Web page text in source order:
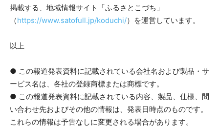
掲載する、地域情報サイト「ふるさとこづち」
（https://www.satofull.jp/koduchi/）を運営しています。
以上
● この報道発表資料に記載されている会社名および製品・サ
ービス名は、各社の登録商標または商標です。
● この報道発表資料に記載されている内容、製品、仕様、問
い合わせ先およびその他の情報は、発表日時点のものです。
これらの情報は予告なしに変更される場合があります。